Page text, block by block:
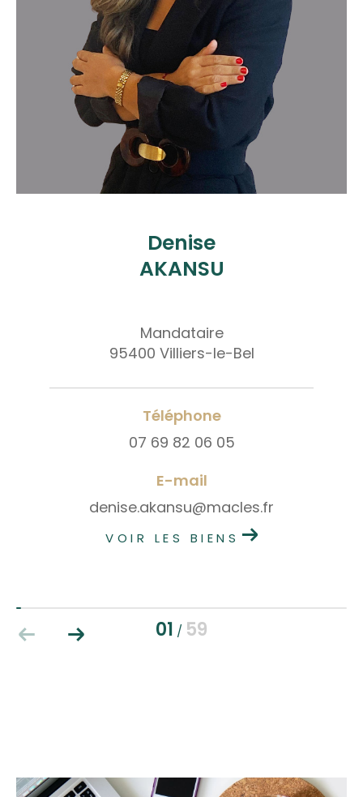
Denise
AKANSU
Mandataire
95400 Villiers-le-Bel
Téléphone
07 69 82 06 05
E-mail
denise.akansu@macles.fr
VOIR LES BIENS
01 / 59